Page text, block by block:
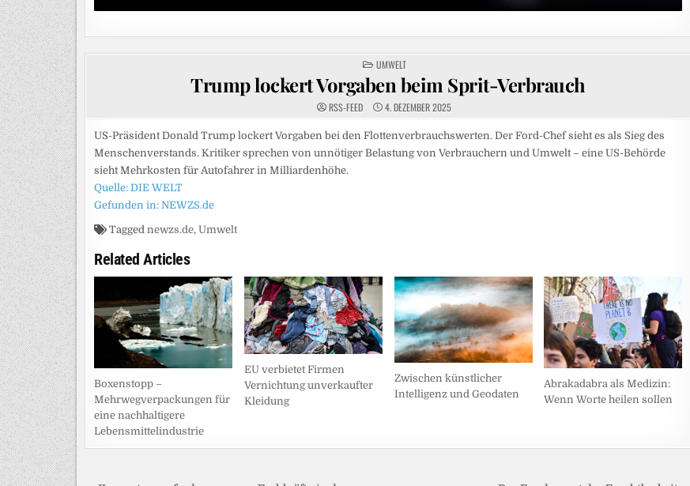
POSTED
IN
UMWELT
Trump lockert Vorgaben beim Sprit-Verbrauch
RSS-FEED 4. DEZEMBER 2025
US-Präsident Donald Trump lockert Vorgaben bei den Flottenverbrauchswerten. Der Ford-Chef sieht es als Sieg des
Menschenverstands. Kritiker sprechen von unnötiger Belastung von Verbrauchern und Umwelt – eine US-Behörde
sieht Mehrkosten für Autofahrer in Milliardenhöhe.
Quelle: DIE WELT
Gefunden in: NEWZS.de
Tagged newzs.de, Umwelt
Related Articles
Boxenstopp –
Mehrwegverpackungen für
eine nachhaltigere
Lebensmittelindustrie
EU verbietet Firmen
Vernichtung unverkaufter
Kleidung
Zwischen künstlicher
Intelligenz und Geodaten
Abrakadabra als Medizin:
Wenn Worte heilen sollen